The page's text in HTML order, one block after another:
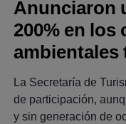
Anunciaron
200% en los
La Secretaría de
de participación,
y sin generación de